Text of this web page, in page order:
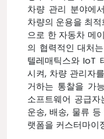
차량 관리 분야에
차량의 운용을 최
으로 한 자동차 메
의 협력적인 대처
텔레매틱스와 IoT
시켜, 차량 관리자
거하는 통찰을 가
소프트웨어 공급
운송, 배송, 물류
랫폼을 커스터마이